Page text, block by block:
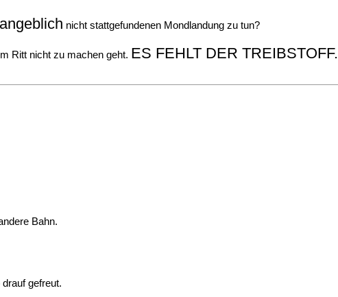
angeblich nicht stattgefundenen Mondlandung zu tun?
Ritt nicht zu machen geht. ES FEHLT DER TREIBSTOFF.
Bahn.
gefreut.